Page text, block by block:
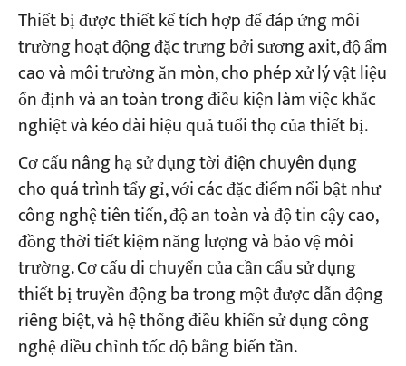
Dự án
Blog
Tin tức
Các ứng dụng
Về chúng tôi
Liên hệ chúng tôi
Thiết bị được thiết kế tích hợp để đáp ứng môi
trường hoạt động đặc trưng bởi sương axit, độ ẩm
cao và môi trường ăn mòn, cho phép xử lý vật liệu
ổn định và an toàn trong điều kiện làm việc khắc
nghiệt và kéo dài hiệu quả tuổi thọ của thiết bị.
Cơ cấu nâng hạ sử dụng tời điện chuyên dụng
cho quá trình tẩy gỉ, với các đặc điểm nổi bật như
công nghệ tiên tiến, độ an toàn và độ tin cậy cao,
đồng thời tiết kiệm năng lượng và bảo vệ môi
trường. Cơ cấu di chuyển của cần cẩu sử dụng
thiết bị truyền động ba trong một được dẫn động
riêng biệt, và hệ thống điều khiển sử dụng công
nghệ điều chỉnh tốc độ bằng biến tần.